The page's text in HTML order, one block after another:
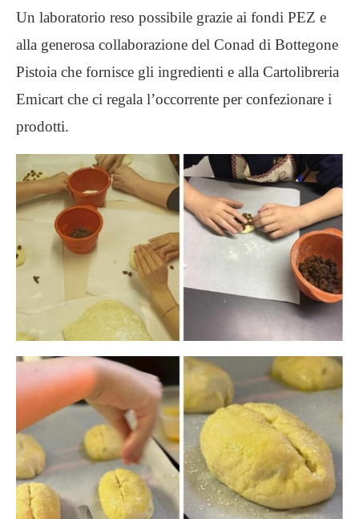
Un laboratorio reso possibile grazie ai fondi PEZ e
alla generosa collaborazione del Conad di Bottegone
Pistoia che fornisce gli ingredienti e alla Cartolibreria
Emicart che ci regala l’occorrente per confezionare i
prodotti.